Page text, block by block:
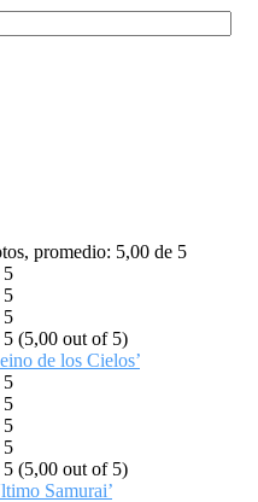
(5,00 out of 5)
de los Cielos’
(5,00 out of 5)
Samurai’